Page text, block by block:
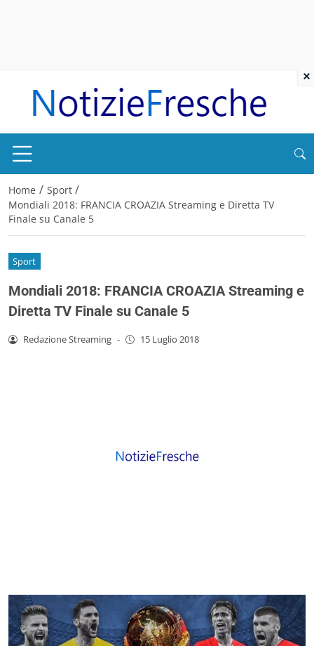
Home / Sport /
Mondiali 2018: FRANCIA CROAZIA Streaming e Diretta TV
Finale su Canale 5
Sport
Mondiali 2018: FRANCIA CROAZIA Streaming e
Diretta TV Finale su Canale 5
Redazione Streaming - 15 Luglio 2018
×